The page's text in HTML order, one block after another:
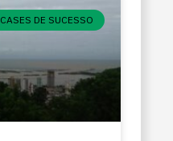
CASES DE SUCESSO